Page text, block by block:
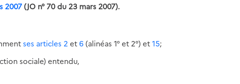
2007(JO n° 70 du 23 mars 2007).
ses articles 2 et6(alinéas 1° et 2°) et15;
sociale) entendu,